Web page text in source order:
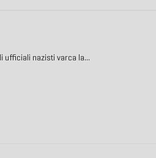
ufficiali nazisti varca la…